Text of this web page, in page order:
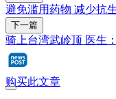
避免滥用药物 减少抗
下一篇
骑上台湾武岭顶 医生
购买此文章